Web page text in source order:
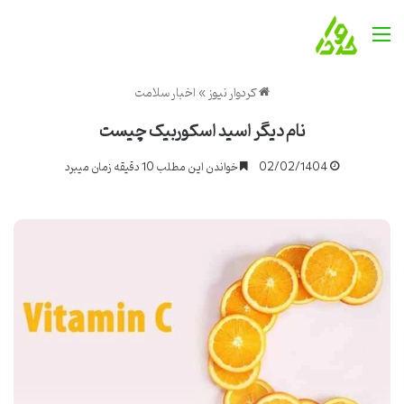
منو
کردوار نیوز»اخبار سلامت
نام دیگر اسید اسکوربیک چیست
02/02/1404 خواندن این مطلب 10 دقیقه زمان میبرد